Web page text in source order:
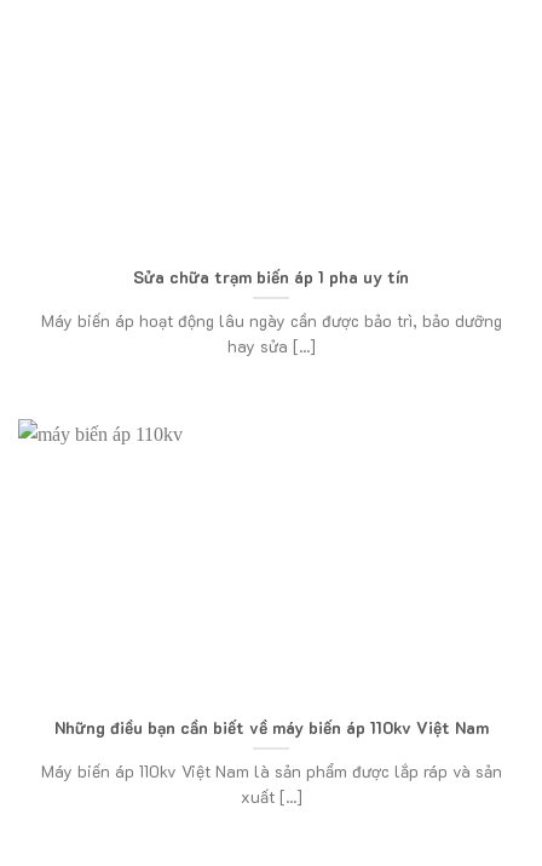
Sửa chữa trạm biến áp 1 pha uy tín
Máy biến áp hoạt động lâu ngày cần được bảo trì, bảo dưỡng
hay sửa [...]
Những điều bạn cần biết về máy biến áp 110kv Việt Nam
Máy biến áp 110kv Việt Nam là sản phẩm được lắp ráp và sản
xuất [...]